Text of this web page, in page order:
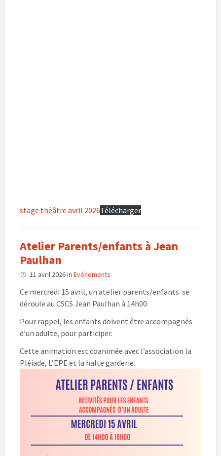
stage théâtre avril 2026Télécharger
Atelier Parents/enfants à Jean
Paulhan
11 avril 2026in Evénements
Ce mercredi 15 avril, un atelier parents/enfants se
déroule au CSCS Jean Paulhan à 14h00.
Pour rappel, les enfants doivent être accompagnés
d’un adulte, pour participer.
Cette animation est coanimée avec l’association la
Pléiade, L’EPE et la halte garderie.